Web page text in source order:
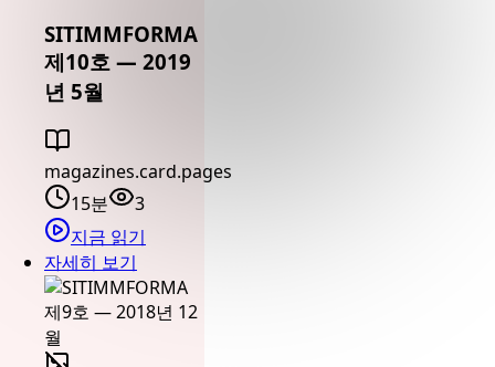
SITIMMFORMA
제10호 — 2019
년 5월
magazines.card.pages
15분
3
지금 읽기
자세히 보기